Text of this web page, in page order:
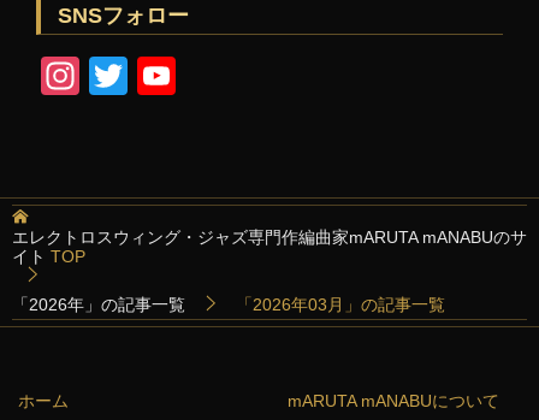
SNSフォロー
In
gr
a
m
T
er T
u
e
エレクトロスウィング・ジャズ専門作編曲家mARUTA mANABUのサ
イト TOP
「2026年」の記事一覧 「2026年03月」の記事一覧
ホーム mARUTA mANABUについて